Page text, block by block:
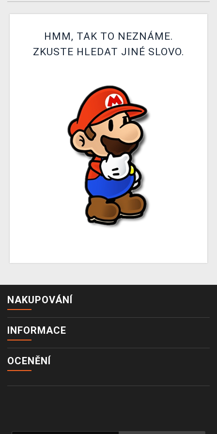
XZONE KLUB
TCG & BOARDGAME HUB
HMM, TAK TO NEZNÁME.
ZKUSTE HLEDAT JINÉ SLOVO.
NAKUPOVÁNÍ
INFORMACE
OCENĚNÍ